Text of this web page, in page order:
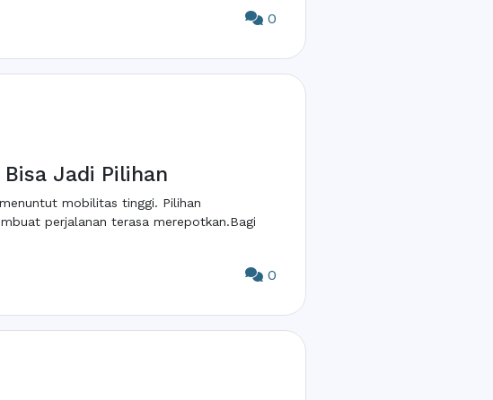
0
Jadi Pilihan
mobilitas tinggi. Pilihan
perjalanan terasa merepotkan.Bagi
0